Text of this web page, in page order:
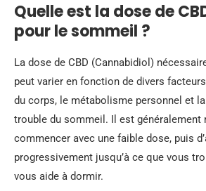
Quelle est la dose de
pour le sommeil ?
La dose de CBD (Cannabidiol)
peut varier en fonction de divers
du corps, le métabolisme personnel et
trouble du sommeil. Il est généralement
commencer avec une faible dose, puis
progressivement jusqu’à ce que vous
vous aide à dormir.